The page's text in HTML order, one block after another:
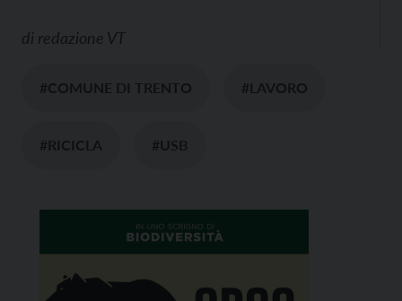
di redazione VT
#COMUNE DI TRENTO #LAVORO
#RICICLA #USB